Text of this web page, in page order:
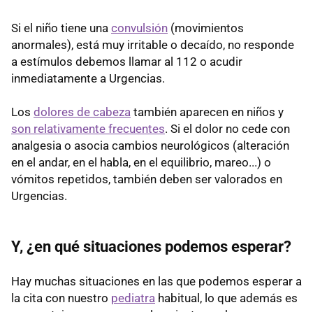
Si el niño tiene una convulsión (movimientos
anormales), está muy irritable o decaído, no responde
a estímulos debemos llamar al 112 o acudir
inmediatamente a Urgencias.
Los dolores de cabeza también aparecen en niños y
son relativamente frecuentes. Si el dolor no cede con
analgesia o asocia cambios neurológicos (alteración
en el andar, en el habla, en el equilibrio, mareo...) o
vómitos repetidos, también deben ser valorados en
Urgencias.
Y, ¿en qué situaciones podemos esperar?
Hay muchas situaciones en las que podemos esperar a
la cita con nuestro pediatra habitual, lo que además es